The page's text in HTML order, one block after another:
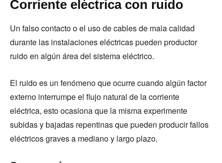
Corriente eléctrica con ruido
Un falso contacto o el uso de cables de mala calidad
durante las instalaciones eléctricas pueden productor
ruido en algún área del sistema eléctrico.
El ruido es un fenómeno que ocurre cuando algún factor
externo interrumpe el flujo natural de la corriente
eléctrica, esto ocasiona que la misma experimente
subidas y bajadas repentinas que pueden producir fallos
eléctricos graves a mediano y largo plazo.